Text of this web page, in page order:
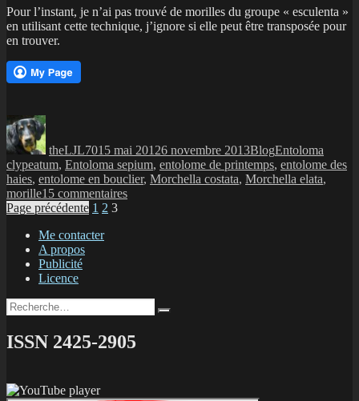
Pour l’instant, je n’ai pas trouvé de morilles du groupe « esculenta »
en utilisant cette technique, j’ignore si elle peut être transposée pour
en trouver.
Auteur
theLJL7015 mai 20126 novembre 2013BlogEntoloma
clypeatum, Entoloma sepium, entolome de printemps, entolome des
haies, entolome en bouclier, Morchella costata, Morchella elata,
morille15 commentairessur
Navigation
des
articles
Page précédente Page
1 Page
2 Page
3
Me contacter
A propos
Publicité
Licence
Recherche
pour :
ISSN 2425-2905